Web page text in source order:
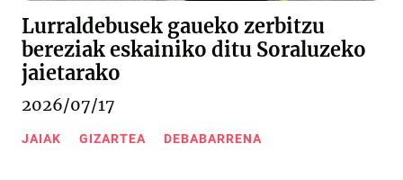
Lurraldebusek gaueko zerbitzu
bereziak eskainiko ditu Soraluzeko
jaietarako
2026/07/17
JAIAK GIZARTEA DEBABARRENA